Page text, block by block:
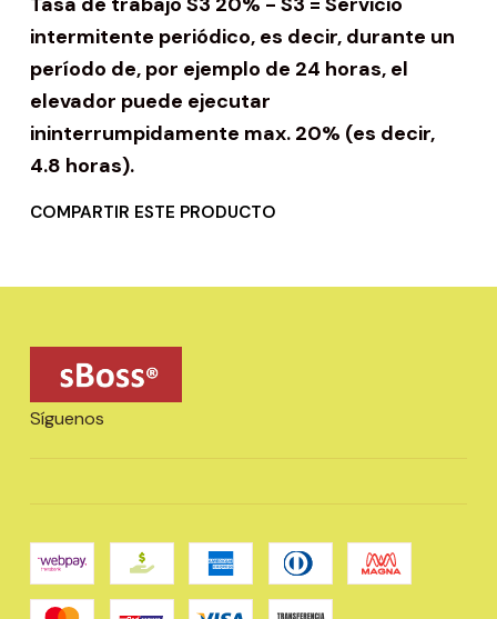
intermitente periódico, es decir, durante un
período de, por ejemplo de 24 horas, el
elevador puede ejecutar
ininterrumpidamente max. 20% (es decir,
4.8 horas).
COMPARTIR ESTE PRODUCTO
Síguenos